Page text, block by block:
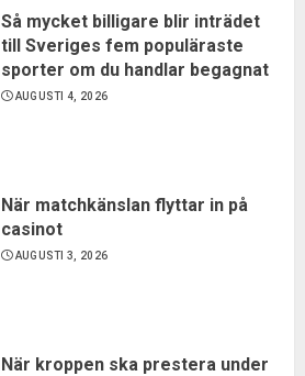
Så mycket billigare blir inträdet
till Sveriges fem populäraste
sporter om du handlar begagnat
AUGUSTI 4, 2026
När matchkänslan flyttar in på
casinot
AUGUSTI 3, 2026
När kroppen ska prestera under